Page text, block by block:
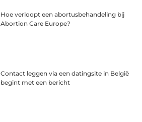
Hoe verloopt een abortusbehandeling bij
Abortion Care Europe?
Contact leggen via een datingsite in België
begint met een bericht